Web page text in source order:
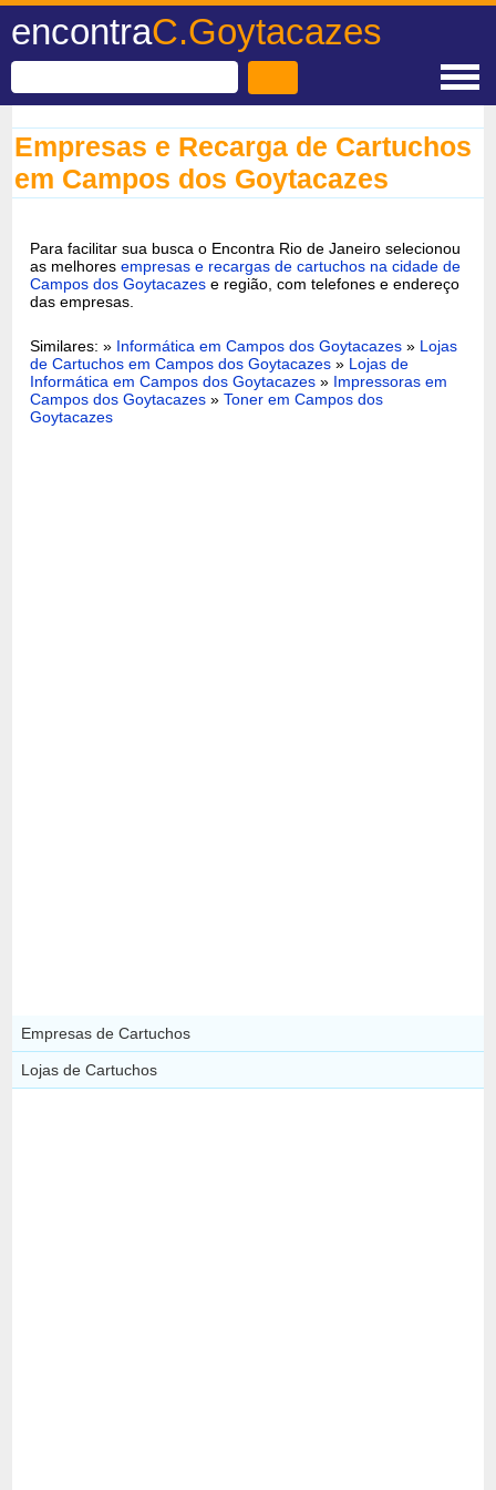
encontraC.Goytacazes
Empresas e Recarga de Cartuchos
em Campos dos Goytacazes
Para facilitar sua busca o Encontra Rio de Janeiro selecionou
as melhoresempresas e recargas de cartuchos na cidade de
Campos dos Goytacazes e região, com telefones e endereço
das empresas.
Similares: » Informática em Campos dos Goytacazes » Lojas
de Cartuchos em Campos dos Goytacazes » Lojas de
Informática em Campos dos Goytacazes » Impressoras em
Campos dos Goytacazes »Toner em Campos dos
Goytacazes
Empresas de Cartuchos
Lojas de Cartuchos